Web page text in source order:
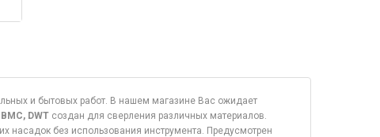
и бытовых работ. В нашем магазине Вас ожидает
DWT создан для сверления различных материалов.
насадок без использования инструмента. Предусмотрен